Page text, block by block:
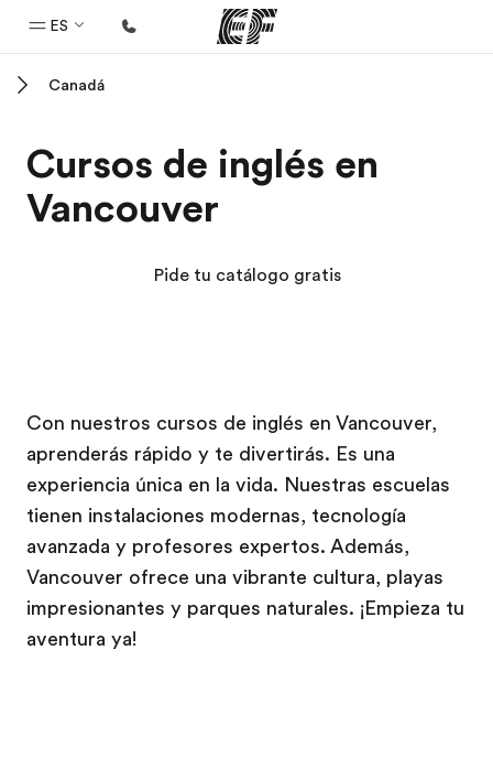
ES
Programas
Ver todo lo que hacemos
Trabajos
Únete al equipo
Canadá
Cursos de inglés en
Vancouver
Pide tu catálogo gratis
Con nuestros cursos de inglés en Vancouver,
aprenderás rápido y te divertirás. Es una
experiencia única en la vida. Nuestras escuelas
tienen instalaciones modernas, tecnología
avanzada y profesores expertos. Además,
Vancouver ofrece una vibrante cultura, playas
impresionantes y parques naturales. ¡Empieza tu
aventura ya!